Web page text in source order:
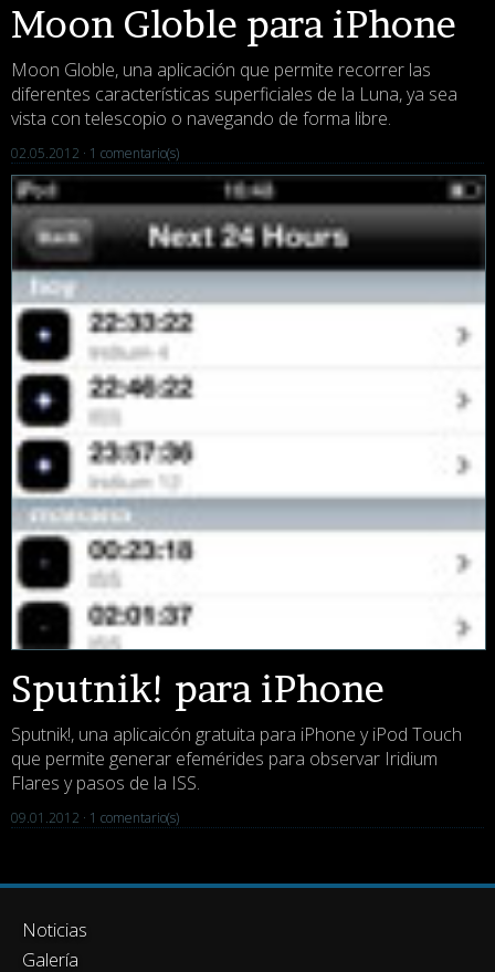
Moon Globle para iPhone
Moon Globle, una aplicación que permite recorrer las
diferentes características superficiales de la Luna, ya sea
vista con telescopio o navegando de forma libre.
02.05.2012 · 1 comentario(s)
Sputnik! para iPhone
Sputnik!, una aplicaicón gratuita para iPhone y iPod Touch
que permite generar efemérides para observar Iridium
Flares y pasos de la ISS.
09.01.2012 · 1 comentario(s)
Noticias
Galería